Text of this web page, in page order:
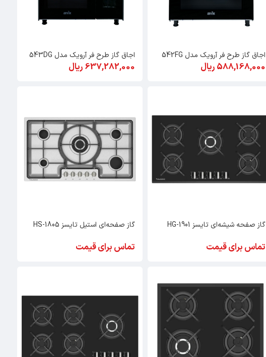
اجاق گاز طرح فر آرویک مدل 542FG
588,168,000 ریال
اجاق گاز طرح فر آرویک مدل 543DG
637,282,000 ریال
گاز صفحه شیشه‌ای تایسز HG-1901
تماس برای قیمت
گاز صفحه‌ای استیل تایسز HS-1805
تماس برای قیمت